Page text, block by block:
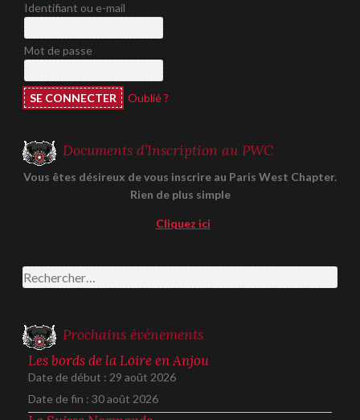
Identifiant ou e-mail
Mot de passe
Oublié ?
Documents d’Inscription au PWC
Vous êtes désireux de vous inscrire au Paris West Chapter.
Rien de plus simple
Cliquez ici
Rechercher :
Prochains événements
Les bords de la Loire en Anjou
Date de début : 29 août 2026
Date de fin : 30 août 2026